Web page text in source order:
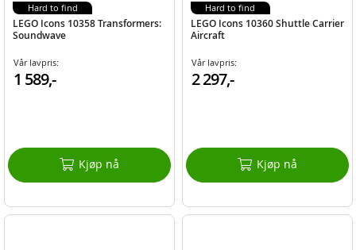
LEGO Icons 10358 Transformers:
Soundwave
Vår lavpris:
1 589,-
Kjøp nå
Hard to find
LEGO Icons 10360 Shuttle Carrier
Aircraft
Vår lavpris:
2 297,-
Kjøp nå
Hard to find